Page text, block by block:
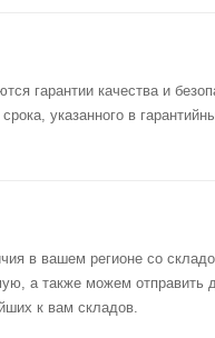
гарантии качества и
указанного в
в вашем регионе со
а также можем отправить
к вам складов.